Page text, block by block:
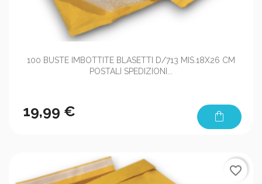
100 BUSTE IMBOTTITE BLASETTI D/713 MIS.18X26 CM
POSTALI SPEDIZIONI...
19,99 € shopping_bag
favorite_border